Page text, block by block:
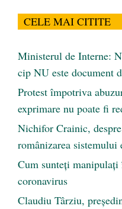
CELE MAI CITITE
Ministerul de Interne:
cip NU este document
Protest împotriva
exprimare nu poate fi
Nichifor Crainic,
românizarea
Cum sunteți
coronavirus
Claudiu Târziu,